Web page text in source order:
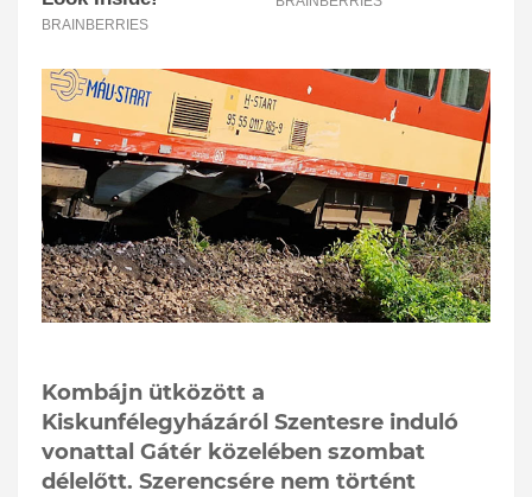
Kombájn ütközött a
Kiskunfélegyházáról Szentesre induló
vonattal Gátér közelében szombat
délelőtt. Szerencsére nem történt